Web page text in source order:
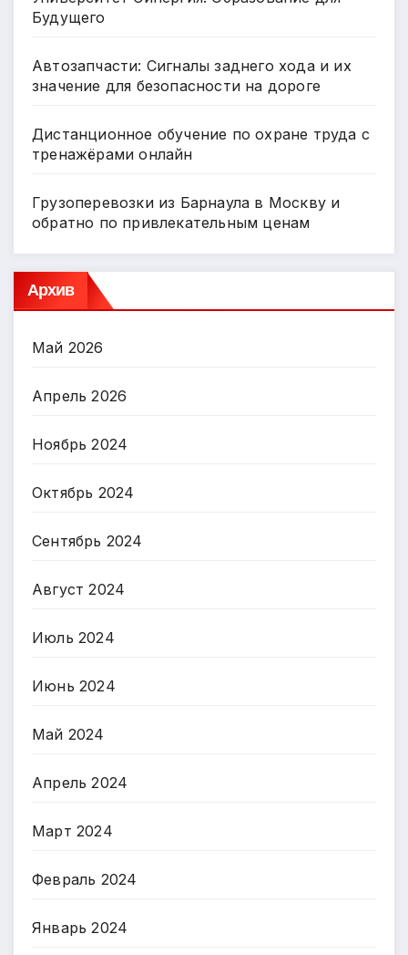
Будущего
Автозапчасти: Сигналы заднего хода и их
значение для безопасности на дороге
Дистанционное обучение по охране труда с
тренажёрами онлайн
Грузоперевозки из Барнаула в Москву и
обратно по привлекательным ценам
Архив
Май 2026
Апрель 2026
Ноябрь 2024
Октябрь 2024
Сентябрь 2024
Август 2024
Июль 2024
Июнь 2024
Май 2024
Апрель 2024
Март 2024
Февраль 2024
Январь 2024